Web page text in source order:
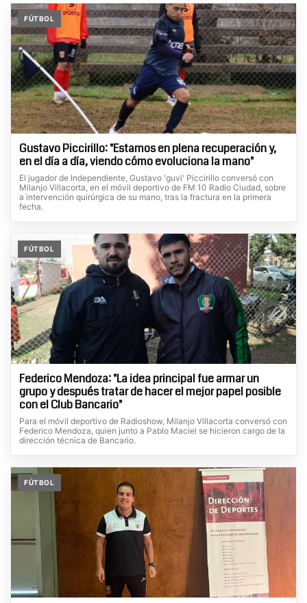
FÚTBOL
Gustavo Piccirillo: "Estamos en plena recuperación y,
en el día a día, viendo cómo evoluciona la mano"
El jugador de Independiente, Gustavo 'guvi' Piccirillo conversó con
Milanjo Villacorta, en el móvil deportivo de FM 10 Radio Ciudad, sobre
a intervención quirúrgica de su mano, tras la fractura en la primera
fecha.
FÚTBOL
Federico Mendoza: "La idea principal fue armar un
grupo y después tratar de hacer el mejor papel posible
con el Club Bancario"
Para el móvil deportivo de Radioshow, Milanjo Villacorta conversó con
Federico Mendoza, quien junto a Pablo Maciel se hicieron cargo de la
dirección técnica de Bancario.
FÚTBOL